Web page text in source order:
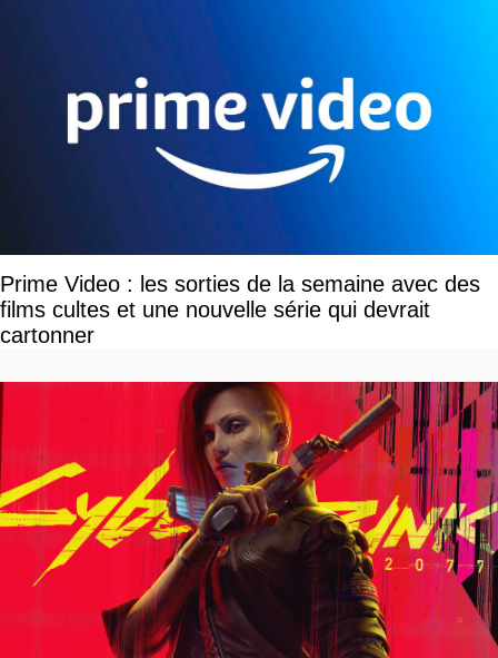
Prime Video : les sorties de la semaine avec des
films cultes et une nouvelle série qui devrait
cartonner